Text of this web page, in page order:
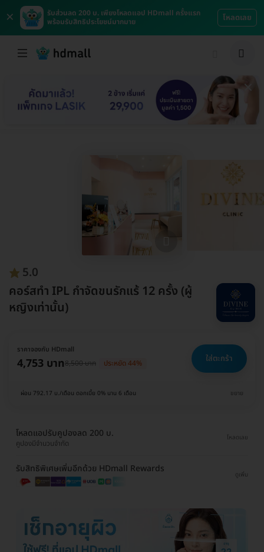
×
รับส่วนลด 200 บ. เพียงโหลดแอป HDmall ครั้งแรก
พร้อมรับสิทธิประโยชน์มากมาย
โหลดเลย
5.0
คอร์สทำ IPL กำจัดขนรักแร้ 12 ครั้ง (ผู้
หญิงเท่านั้น)
ราคาจองกับ HDmall
4,753 บาท8,500 บาท ประหยัด 44% ใส่ตะกร้า
ผ่อน 792.17 บ./เดือน ดอกเบี้ย 0% นาน 6 เดือน ขยาย
โหลดแอปรับคูปองลด 200 บ.
คูปองมีจำนวนจำกัด
โหลดเลย
รับสิทธิพิเศษเพิ่มอีกด้วย HDmall Rewards
ดูเพิ่ม